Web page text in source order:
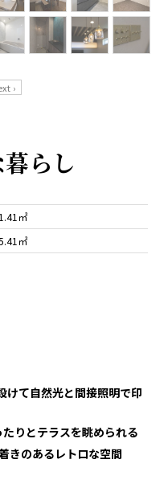
らし
㎡
㎡
けて自然光と間接照明で印
りとテラスを眺められる
きのあるレトロな空間
›